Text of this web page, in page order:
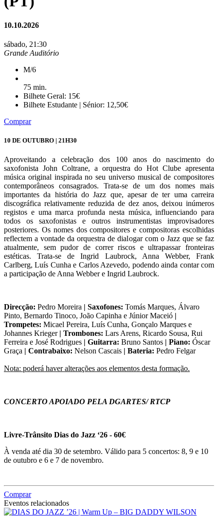
10.10.2026
sábado, 21:30
Grande Auditório
M/6
75 min.
Bilhete Geral: 15€
Bilhete Estudante | Sénior: 12,50€
Comprar
10 DE OUTUBRO | 21H30
Aproveitando a celebração dos 100 anos do nascimento do
saxofonista John Coltrane, a orquestra do Hot Clube apresenta
música original inspirada no seu universo musical de compositores
contemporâneos consagrados. Trata-se de um dos nomes mais
importantes da história do Jazz que, apesar de ter uma carreira
discográfica relativamente reduzida de dez anos, deixou inúmeros
registos e uma marca profunda nesta música, influenciando para
todos os saxofonistas e outros instrumentistas improvisadores
posteriores. Os nomes dos compositores e compositoras escolhidas
reflectem a vontade da orquestra de dialogar com o Jazz que se faz
atualmente, sem pudor de correr riscos e ultrapassar fronteiras
estéticas. Trata-se de Ingrid Laubrock, Anna Webber, Frank
Carlberg, Luís Cunha e Carlos Azevedo, podendo ainda contar com
a participação de Anna Webber e Ingrid Laubrock.
Direcção: Pedro Moreira | Saxofones: Tomás Marques, Álvaro
Pinto, Bernardo Tinoco, João Capinha e Júnior Maceió
Trompetes: Micael Pereira, Luís Cunha, Gonçalo Marques e
Johannes Krieger
| Trombones: Lars Arens, Ricardo Sousa, Rui
Ferreira e José Rodrigues
| Guitarra: Bruno Santos | Piano: Óscar
Graça | Contrabaixo: Nelson Cascais | Bateria: Pedro Felgar
Nota: poderá haver alterações aos elementos desta formação.
CONCERTO APOIADO PELA DGARTES/ RTCP
Livre-Trânsito Dias do Jazz ‘26 - 60€
À venda até dia 30 de setembro. Válido para 5 concertos: 8, 9 e 10
de outubro e 6 e 7 de novembro.
Comprar
Eventos relacionados